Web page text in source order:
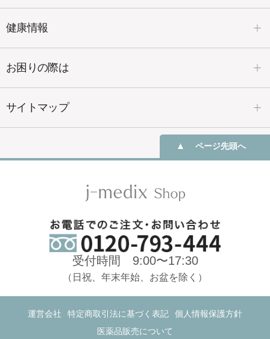
健康情報
お困りの際は
サイトマップ
ページ先頭へ
受付時間 9:00〜17:30
（日祝、年末年始、お盆を除く）
運営会社 特定商取引法に基づく表記
個人情報保護方針
医薬品販売について